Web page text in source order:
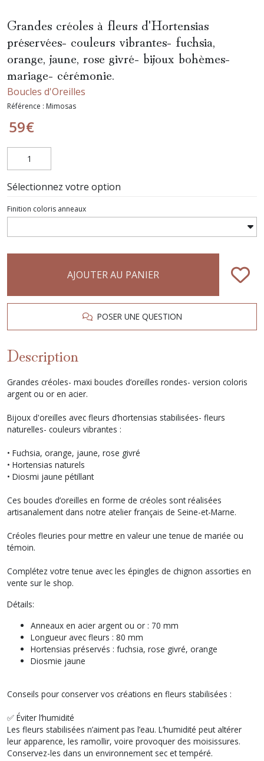
Grandes créoles à fleurs d'Hortensias
préservées- couleurs vibrantes- fuchsia,
orange, jaune, rose givré- bijoux bohèmes-
mariage- cérémonie.
Boucles d'Oreilles
Référence : Mimosas
59€
Sélectionnez votre option
Finition coloris anneaux
AJOUTER AU PANIER
POSER UNE QUESTION
Description
Grandes créoles- maxi boucles d’oreilles rondes- version coloris
argent ou or en acier.
Bijoux d'oreilles avec fleurs d’hortensias stabilisées- fleurs
naturelles- couleurs vibrantes :
• Fuchsia, orange, jaune, rose givré
• Hortensias naturels
• Diosmi jaune pétillant
Ces boucles d’oreilles en forme de créoles sont réalisées
artisanalement dans notre atelier français de Seine-et-Marne.
Créoles fleuries pour mettre en valeur une tenue de mariée ou
témoin.
Complétez votre tenue avec les épingles de chignon assorties en
vente sur le shop.
Détails:
Anneaux en acier argent ou or : 70 mm
Longueur avec fleurs : 80 mm
Hortensias préservés : fuchsia, rose givré, orange
Diosmie jaune
Conseils pour conserver vos créations en fleurs stabilisées :
✅ Éviter l’humidité
Les fleurs stabilisées n’aiment pas l’eau. L’humidité peut altérer
leur apparence, les ramollir, voire provoquer des moisissures.
Conservez-les dans un environnement sec et tempéré.